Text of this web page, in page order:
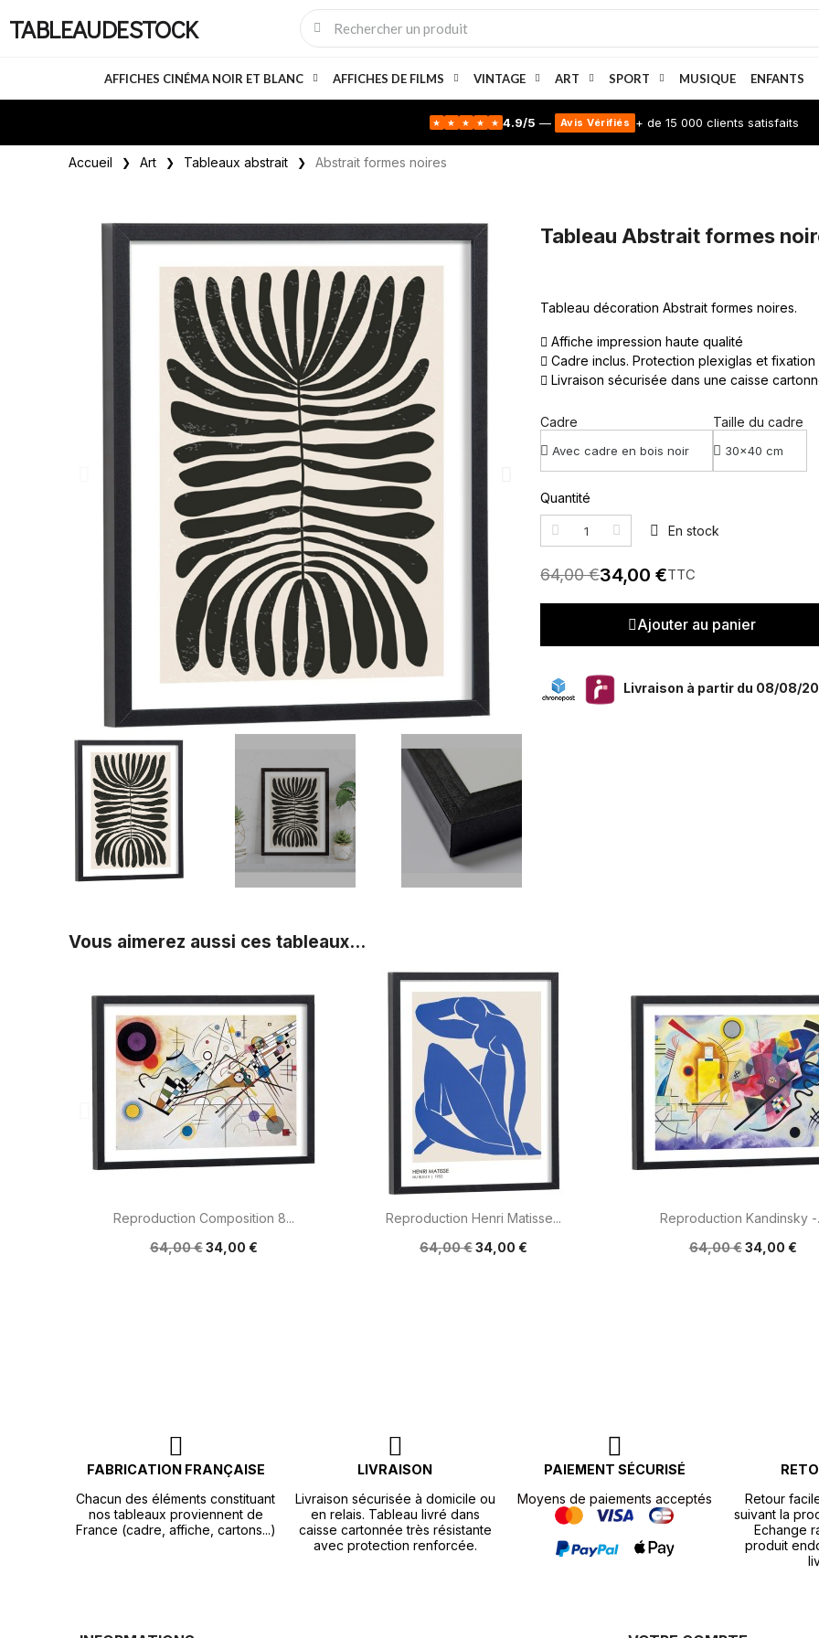
TABLEAUDESTOCK
AFFICHES CINÉMA NOIR ET BLANC AFFICHES DE FILMS VINTAGE ART SPORT MUSIQUE ENFANTS
★ ★ ★ ★ ★ 4.9/5 — Avis Vérifiés + de 15 000 clients satisfaits
Accueil Art Tableaux abstrait Abstrait formes noires
Tableau Abstrait formes
Tableau décoration Abstrait formes noires.
Affiche impression haute qualité
Cadre inclus. Protection plexiglas et
Livraison sécurisée dans une caisse
Cadre Taille du cadre
Quantité
En stock
64,00 €34,00 €TTC
Ajouter au panier
Livraison à partir du 08/08/
Vous aimerez aussi ces tableaux...
Aperçu rapide
Reproduction Composition 8...
64,00 €34,00 €
Aperçu rapide
Reproduction Henri Matisse...
64,00 €34,00 €
Aperçu rapide
Reproduction Kandinsky -
64,00 €34,00 €
FABRICATION FRANÇAISE
Chacun des éléments constituant
nos tableaux proviennent de
France (cadre, affiche, cartons...)
LIVRAISON
Livraison sécurisée à domicile ou
en relais. Tableau livré dans
caisse cartonnée très résistante
avec protection renforcée.
PAIEMENT SÉCURISÉ
Moyens de paiements acceptés
Retour
suivant la
Echange
produit